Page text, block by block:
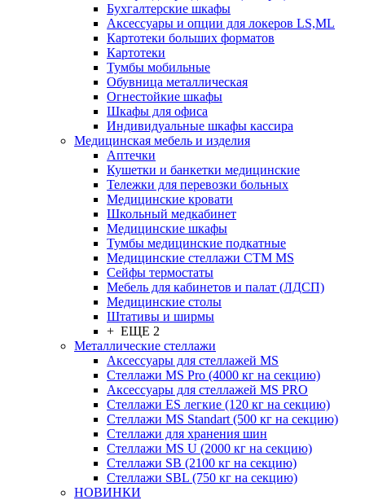
Бухгалтерские шкафы
Аксессуары и опции для локеров LS,ML
Картотеки больших форматов
Картотеки
Тумбы мобильные
Обувница металлическая
Огнестойкие шкафы
Шкафы для офиса
Индивидуальные шкафы кассира
Медицинская мебель и изделия
Аптечки
Кушетки и банкетки медицинские
Тележки для перевозки больных
Медицинские кровати
Школьный медкабинет
Медицинские шкафы
Тумбы медицинские подкатные
Медицинские стеллажи CTM MS
Сейфы термостаты
Мебель для кабинетов и палат (ЛДСП)
Медицинские столы
Штативы и ширмы
+ ЕЩЕ 2
Металлические стеллажи
Аксессуары для стеллажей MS
Стеллажи MS Pro (4000 кг на секцию)
Аксессуары для стеллажей MS PRO
Стеллажи ES легкие (120 кг на секцию)
Стеллажи MS Standart (500 кг на секцию)
Стеллажи для хранения шин
Стеллажи MS U (2000 кг на секцию)
Стеллажи SB (2100 кг на секцию)
Стеллажи SBL (750 кг на секцию)
НОВИНКИ